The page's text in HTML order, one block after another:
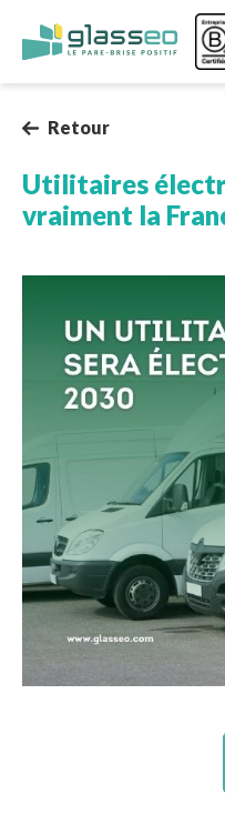
Retour
Utilitaires
vraiment la